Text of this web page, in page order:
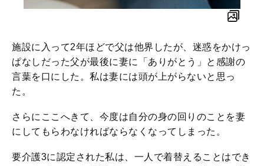
施設に入って2年ほどで父は他界したが、迷惑をかけっ
ぱなしだった父が最後に妻に「ありがとう」と感謝の
言葉を口にした。私は妻には頭が上がらないと思っ
た。
さらにここへきて、今度は自分の身の回りのことを妻
にしてもらわなければならなくなってしまった。
要介護3に認定された私は、一人で着替えることはでき